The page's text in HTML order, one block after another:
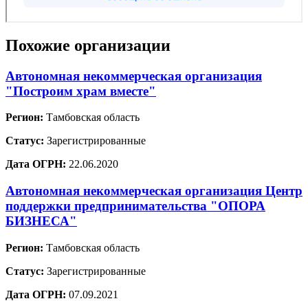
Похожие организации
Автономная некоммерческая организация
"Построим храм вместе"
Регион: Тамбовская область
Статус: Зарегистрированные
Дата ОГРН: 22.06.2020
Автономная некоммерческая организация Центр
поддержки предпринимательства "ОПОРА
БИЗНЕСА"
Регион: Тамбовская область
Статус: Зарегистрированные
Дата ОГРН: 07.09.2021